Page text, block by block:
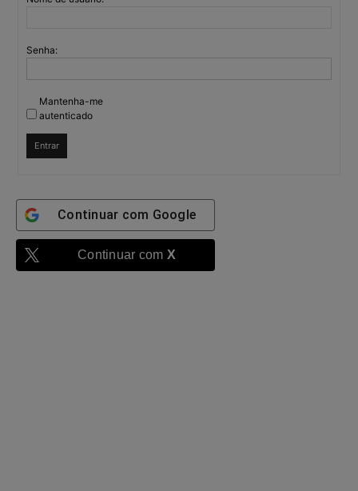
Senha:
Mantenha-me
autenticado
Entrar
Continuar com Google
Continuar com X